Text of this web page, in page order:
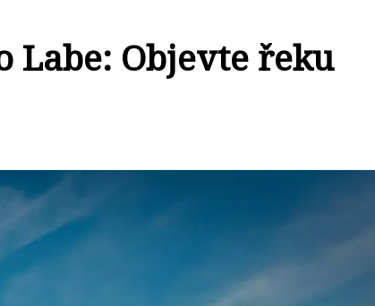
Labe: Objevte řeku